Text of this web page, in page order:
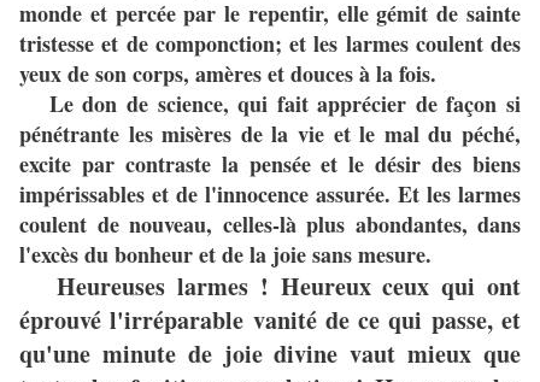
monde et percée par le repentir, elle gémit de sainte
tristesse et de componction; et les larmes coulent des
yeux de son corps, amères et douces à la fois.
Le don de science, qui fait apprécier de façon si
pénétrante les misères de la vie et le mal du péché,
excite par contraste la pensée et le désir des biens
impérissables et de l'innocence assurée. Et les larmes
coulent de nouveau, celles-là plus abondantes, dans
l'excès du bonheur et de la joie sans mesure.
Heureuses larmes ! Heureux ceux qui ont
éprouvé l'irréparable vanité de ce qui passe, et
qu'une minute de joie divine vaut mieux que